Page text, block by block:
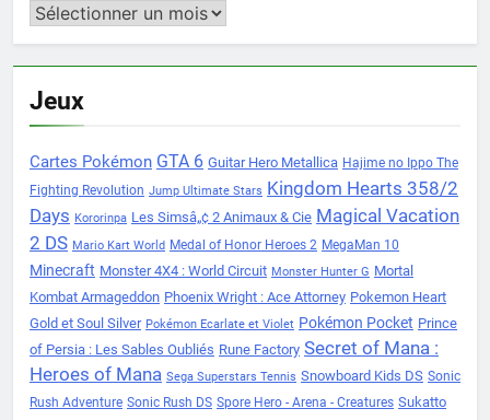
Archives
Jeux
Cartes Pokémon GTA 6 Guitar Hero Metallica Hajime no Ippo The
Fighting Revolution Jump Ultimate Stars Kingdom Hearts 358/2
Days Kororinpa Les Simsâ„¢ 2 Animaux & Cie Magical Vacation
2 DS Mario Kart World Medal of Honor Heroes 2 MegaMan 10
Minecraft Monster 4X4 : World Circuit Monster Hunter G Mortal
Kombat Armageddon Phoenix Wright : Ace Attorney Pokemon Heart
Gold et Soul Silver Pokémon Ecarlate et Violet Pokémon Pocket Prince
of Persia : Les Sables Oubliés Rune Factory Secret of Mana :
Heroes of Mana Sega Superstars Tennis Snowboard Kids DS Sonic
Rush Adventure Sonic Rush DS Spore Hero - Arena - Creatures Sukatto